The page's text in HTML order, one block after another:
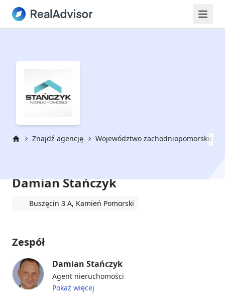
Znajdź agencję Województwo zachodniopomorskie
Damian Stańczyk
Buszęcin 3 A, Kamień Pomorski
Zespół
Damian Stańczyk
Agent nieruchomości
Pokaż więcej